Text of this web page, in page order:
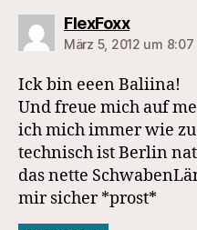
FlexFoxxsagt:
März 5, 2012 um 8:07
Ick bin eeen Baliina!
Und freue mich auf
ich mich immer wie
technisch ist Berlin
das nette
mir sicher *prost*